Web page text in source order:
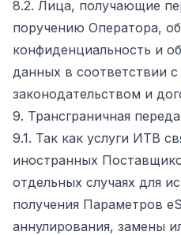
8.2. Лица, получающие
поручению Оператора,
конфиденциальность и
данных в соответствии
законодательством и
9. Трансграничная
9.1. Так как услуги ИТВ
иностранных
отдельных случаях для
получения Параметров
аннулирования, замены